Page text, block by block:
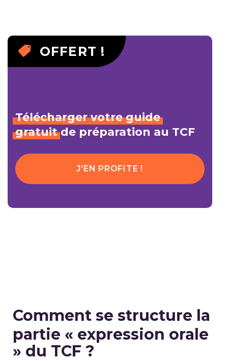
OFFERT !
Télécharger votre guide
gratuitde préparation au TCF
J'EN PROFITE !
Comment se structure la
partie « expression orale
» du TCF ?